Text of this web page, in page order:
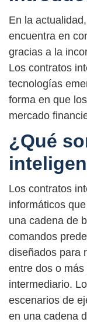
En la
encuentra en
gracias a la
Los contratos
tecnologías
forma en que
mercado
¿Qué
Los contratos
informáticos
una cadena de
comandos
diseñados para
entre dos o
intermediario.
escenarios de
en una cadena